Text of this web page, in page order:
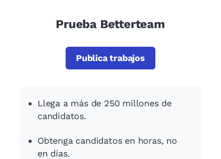
Prueba Betterteam
Publica trabajos
Llega a más de 250 millones de
candidatos.
Obtenga candidatos en horas, no
en días.